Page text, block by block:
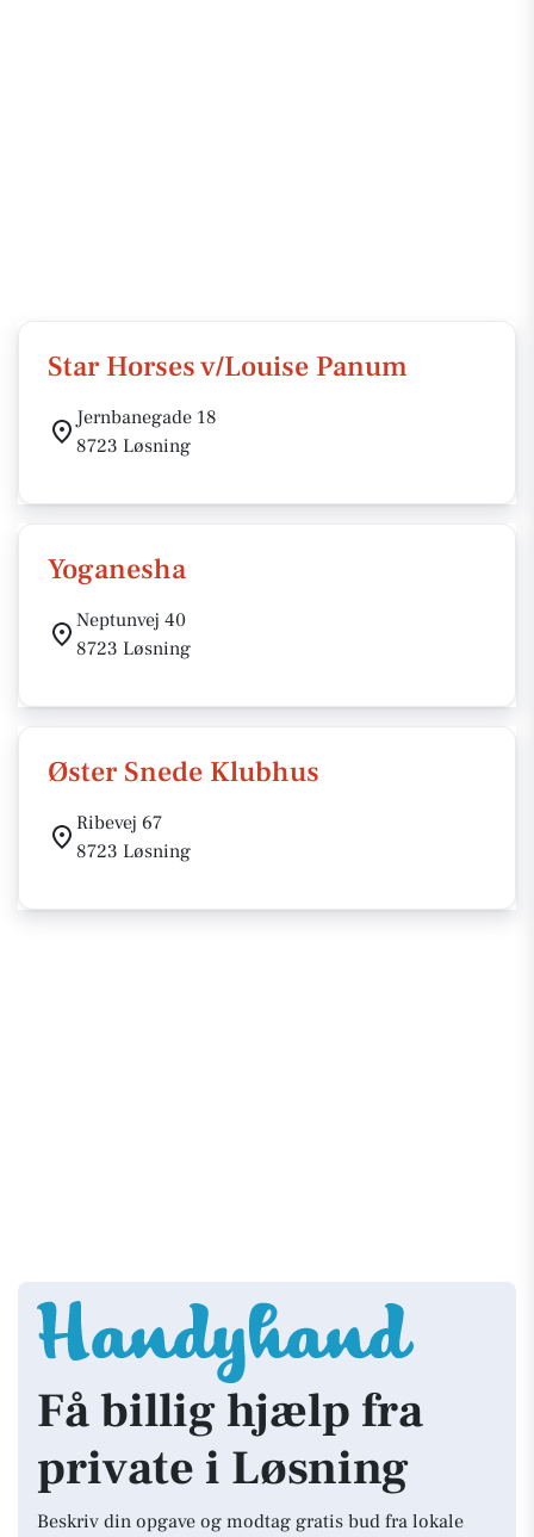
Star Horses v/Louise Panum
Jernbanegade 18
8723 Løsning
Yoganesha
Neptunvej 40
8723 Løsning
Øster Snede Klubhus
Ribevej 67
8723 Løsning
Få billig hjælp fra
private i Løsning
Beskriv din opgave og modtag gratis bud fra lokale